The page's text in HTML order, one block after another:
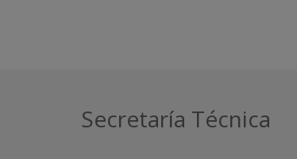
Secretaría Técnica